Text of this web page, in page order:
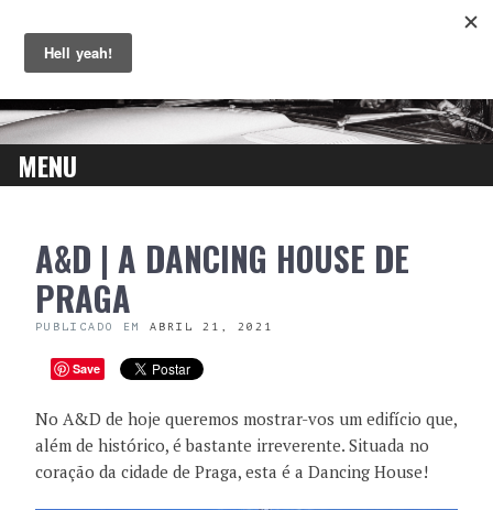
MENU
CONTENTA&D | A DANCING HOUSE DE
PRAGA
PUBLICADO EM ABRIL 21, 2021
Save
No A&D de hoje queremos mostrar-vos um edifício que,
além de histórico, é bastante irreverente. Situada no
coração da cidade de Praga, esta é a Dancing House!